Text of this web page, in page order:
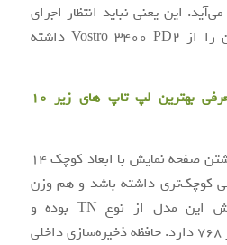
این یعنی نباید انتظار اجرای
بازی‌ها و برنامه‌های سنگین را از Vostro 3400 PD2 داشته
معرفی بهترین لپ تاپ های زیر 10
این لپ تاپ دل به خاطر داشتن صفحه نمایش با ابعاد کوچک 14
کوچک‌تری داشته باشد و هم وزن
آن کم باشد. صفحه نمایش این مدل از نوع TN بوده و
رزولوشنی برابر با 1366 در 768 دارد. حافظه ذخیره‌سازی داخلی